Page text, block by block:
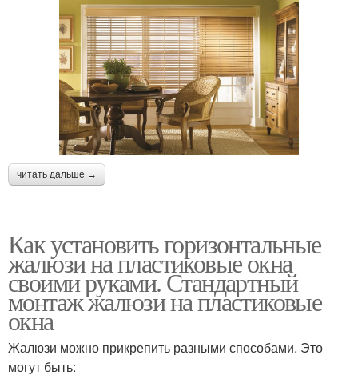
читать дальше →
Как установить горизонтальные
жалюзи на пластиковые окна
своими руками. Стандартный
монтаж жалюзи на пластиковые
окна
Жалюзи можно прикрепить разными способами. Это
могут быть: